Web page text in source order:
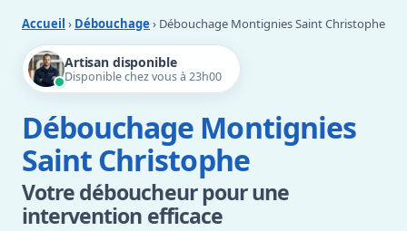
Accueil › Débouchage › Débouchage Montignies Saint Christophe
Artisan disponible
Disponible chez vous à 23h00
Débouchage Montignies
Saint Christophe
Votre déboucheur pour une
intervention efficace